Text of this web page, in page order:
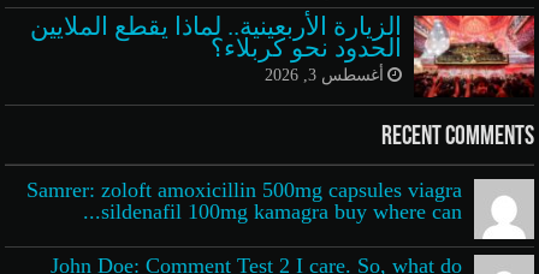
الزيارة الأربعينية.. لماذا يقطع الملايين
الحدود نحو كربلاء؟
أغسطس 3, 2026
Recent Comments
Samrer: zoloft amoxicillin 500mg capsules viagra
sildenafil 100mg kamagra buy where can...
John Doe: Comment Test 2 I care. So, what do